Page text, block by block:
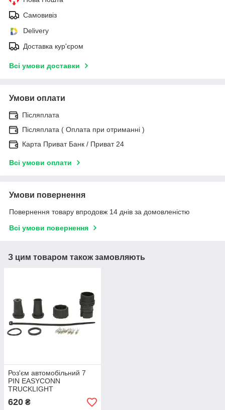
Самовивіз
Delivery
Доставка кур'єром
Всі умови доставки
Умови оплати
Післяплата
Післяплата ( Оплата при отриманні )
Карта Приват Банк / Приват 24
Всі умови оплати
Умови повернення
Повернення товару впродовж 14 днів за домовленістю
Всі умови повернення
З цим товаром також замовляють
Роз'єм автомобільний 7
PIN EASYCONN
TRUCKLIGHT
до ліхтарів DAF KOGEL
KRONE SCHMITZ
620 ₴